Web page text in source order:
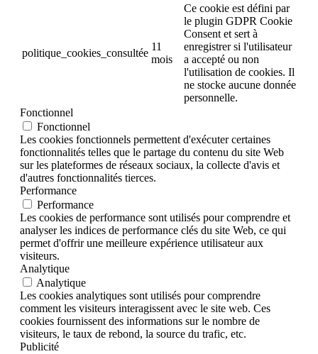
politique_cookies_consultée
11
mois
Ce cookie est défini par
le plugin GDPR Cookie
Consent et sert à
enregistrer si l'utilisateur
a accepté ou non
l'utilisation de cookies. Il
ne stocke aucune donnée
personnelle.
Fonctionnel
Fonctionnel
Les cookies fonctionnels permettent d'exécuter certaines
fonctionnalités telles que le partage du contenu du site Web
sur les plateformes de réseaux sociaux, la collecte d'avis et
d'autres fonctionnalités tierces.
Performance
Performance
Les cookies de performance sont utilisés pour comprendre et
analyser les indices de performance clés du site Web, ce qui
permet d'offrir une meilleure expérience utilisateur aux
visiteurs.
Analytique
Analytique
Les cookies analytiques sont utilisés pour comprendre
comment les visiteurs interagissent avec le site web. Ces
cookies fournissent des informations sur le nombre de
visiteurs, le taux de rebond, la source du trafic, etc.
Publicité